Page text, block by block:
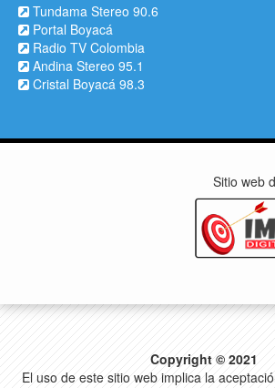
Tundama Stereo 90.6
Portal Boyacá
Radio TV Colombia
Andina Stereo 95.1
Cristal Boyacá 98.3
Sitio web
Copyright © 2021
El uso de este sitio web implica la